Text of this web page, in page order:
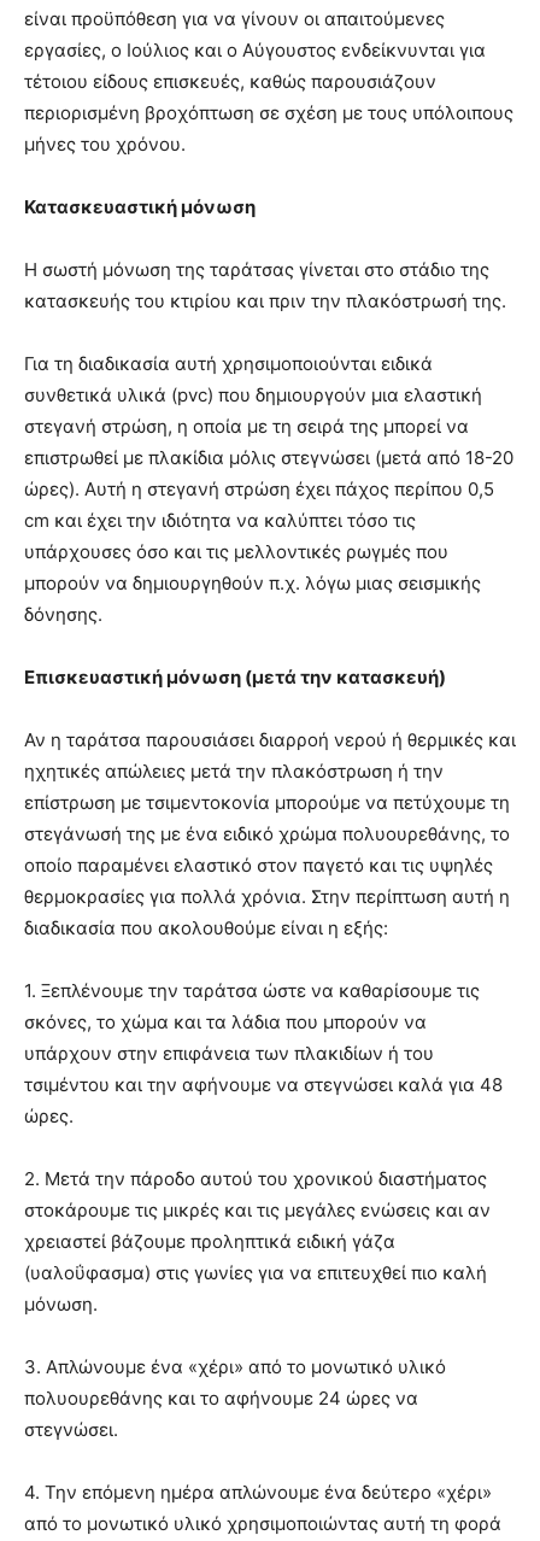
είναι προϋπόθεση για να γίνουν οι απαιτούμενες
εργασίες, ο Ιούλιος και ο Αύγουστος ενδείκνυνται για
τέτοιου είδους επισκευές, καθώς παρουσιάζουν
περιορισμένη βροχόπτωση σε σχέση με τους υπόλοιπους
μήνες του χρόνου.
Κατασκευαστική μόνωση
Η σωστή μόνωση της ταράτσας γίνεται στο στάδιο της
κατασκευής του κτιρίου και πριν την πλακόστρωσή της.
Για τη διαδικασία αυτή χρησιμοποιούνται ειδικά
συνθετικά υλικά (pvc) που δημιουργούν μια ελαστική
στεγανή στρώση, η οποία με τη σειρά της μπορεί να
επιστρωθεί με πλακίδια μόλις στεγνώσει (μετά από 18-20
ώρες). Αυτή η στεγανή στρώση έχει πάχος περίπου 0,5
cm και έχει την ιδιότητα να καλύπτει τόσο τις
υπάρχουσες όσο και τις μελλοντικές ρωγμές που
μπορούν να δημιουργηθούν π.χ. λόγω μιας σεισμικής
δόνησης.
Επισκευαστική μόνωση (μετά την κατασκευή)
Αν η ταράτσα παρουσιάσει διαρροή νερού ή θερμικές και
ηχητικές απώλειες μετά την πλακόστρωση ή την
επίστρωση με τσιμεντοκονία μπορούμε να πετύχουμε τη
στεγάνωσή της με ένα ειδικό χρώμα πολυουρεθάνης, το
οποίο παραμένει ελαστικό στον παγετό και τις υψηλές
θερμοκρασίες για πολλά χρόνια. Στην περίπτωση αυτή η
διαδικασία που ακολουθούμε είναι η εξής:
1. Ξεπλένουμε την ταράτσα ώστε να καθαρίσουμε τις
σκόνες, το χώμα και τα λάδια που μπορούν να
υπάρχουν στην επιφάνεια των πλακιδίων ή του
τσιμέντου και την αφήνουμε να στεγνώσει καλά για 48
ώρες.
2. Μετά την πάροδο αυτού του χρονικού διαστήματος
στοκάρουμε τις μικρές και τις μεγάλες ενώσεις και αν
χρειαστεί βάζουμε προληπτικά ειδική γάζα
(υαλοΰφασμα) στις γωνίες για να επιτευχθεί πιο καλή
μόνωση.
3. Απλώνουμε ένα «χέρι» από το μονωτικό υλικό
πολυουρεθάνης και το αφήνουμε 24 ώρες να
στεγνώσει.
4. Την επόμενη ημέρα απλώνουμε ένα δεύτερο «χέρι»
από το μονωτικό υλικό χρησιμοποιώντας αυτή τη φορά